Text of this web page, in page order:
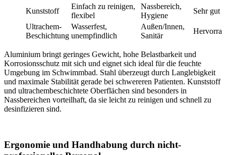
Kunststoff
Einfach zu reinigen,
flexibel
Nassbereich,
Hygiene
Sehr gut
Ultrachem-
Beschichtung
Wasserfest,
unempfindlich
Außen/Innen,
Sanitär
Aluminium bringt geringes Gewicht, hohe Belastbarkeit und
Korrosionsschutz mit sich und eignet sich ideal für die feuchte
Umgebung im Schwimmbad. Stahl überzeugt durch Langlebigkeit
und maximale Stabilität gerade bei schwereren Patienten. Kunststoff
und ultrachembeschichtete Oberflächen sind besonders in
Nassbereichen vorteilhaft, da sie leicht zu reinigen und schnell zu
desinfizieren sind.
Ergonomie und Handhabung durch nicht-